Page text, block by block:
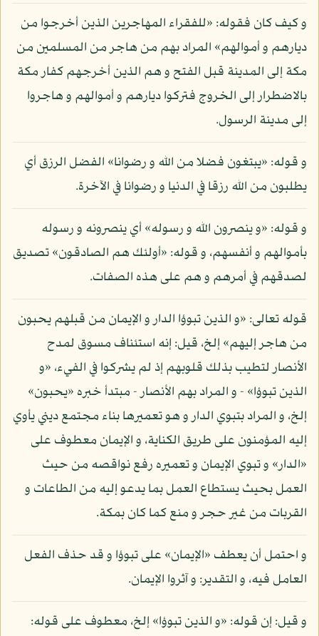
و كيف كان فقوله: «للفقراء المهاجرين الذين أخرجوا من
ديارهم و أموالهم» المراد بهم من هاجر من المسلمين من
مكة إلى المدينة قبل الفتح و هم الذين أخرجهم كفار مكة
بالاضطرار إلى الخروج فتركوا ديارهم و أموالهم و هاجروا
إلى مدينة الرسول.
و قوله: «يبتغون فضلا من الله و رضوانا» الفضل الرزق أي
يطلبون من الله رزقا في الدنيا و رضوانا في الآخرة.
و قوله: «و ينصرون الله و رسوله» أي ينصرونه و رسوله
بأموالهم و أنفسهم، و قوله: «أولئك هم الصادقون» تصديق
لصدقهم في أمرهم و هم على هذه الصفات.
قوله تعالى: «و الذين تبوؤا الدار و الإيمان من قبلهم يحبون
من هاجر إليهم» إلخ، قيل: إنه استئناف مسوق لمدح
الأنصار لتطيب بذلك قلوبهم إذ لم يشركوا في الفيء، «و
الذين تبوؤا» - و المراد بهم الأنصار - مبتدأ خبره «يحبون»
إلخ، و المراد بتبوي الدار و هو تعميرها بناء مجتمع ديني يأوي
إليه المؤمنون على طريق الكناية، و الإيمان معطوف على
«الدار» و تبوي الإيمان و تعميره رفع نواقصه من حيث
العمل بحيث يستطاع العمل بما يدعو إليه من الطاعات و
القربات من غير حجر و منع كما كان بمكة.
و احتمل أن يعطف «الإيمان» على تبوؤا و قد حذف الفعل
العامل فيه، و التقدير: و آثروا الإيمان.
و قيل: إن قوله: «و الذين تبوؤا» إلخ، معطوف على قوله: